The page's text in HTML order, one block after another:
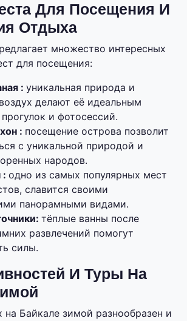
Для Посещения И
Отдыха
множество интересных
для посещения:
: уникальная природа и
делают её идеальным
и фотосессий.
: посещение острова позволит
с уникальной природой и
народов.
: одно из самых популярных мест
славится своими
панорамными видами.
тёплые ванны после
развлечений помогут
силы.
И Туры На
Байкале зимой разнообразен и